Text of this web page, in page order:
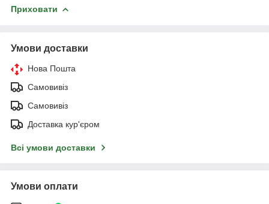
Приховати
Умови доставки
Нова Пошта
Самовивіз
Самовивіз
Доставка кур'єром
Всі умови доставки
Умови оплати